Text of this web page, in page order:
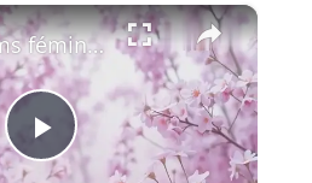
×
Play
20 prénoms féminins finissant en « ette » qu’on adore